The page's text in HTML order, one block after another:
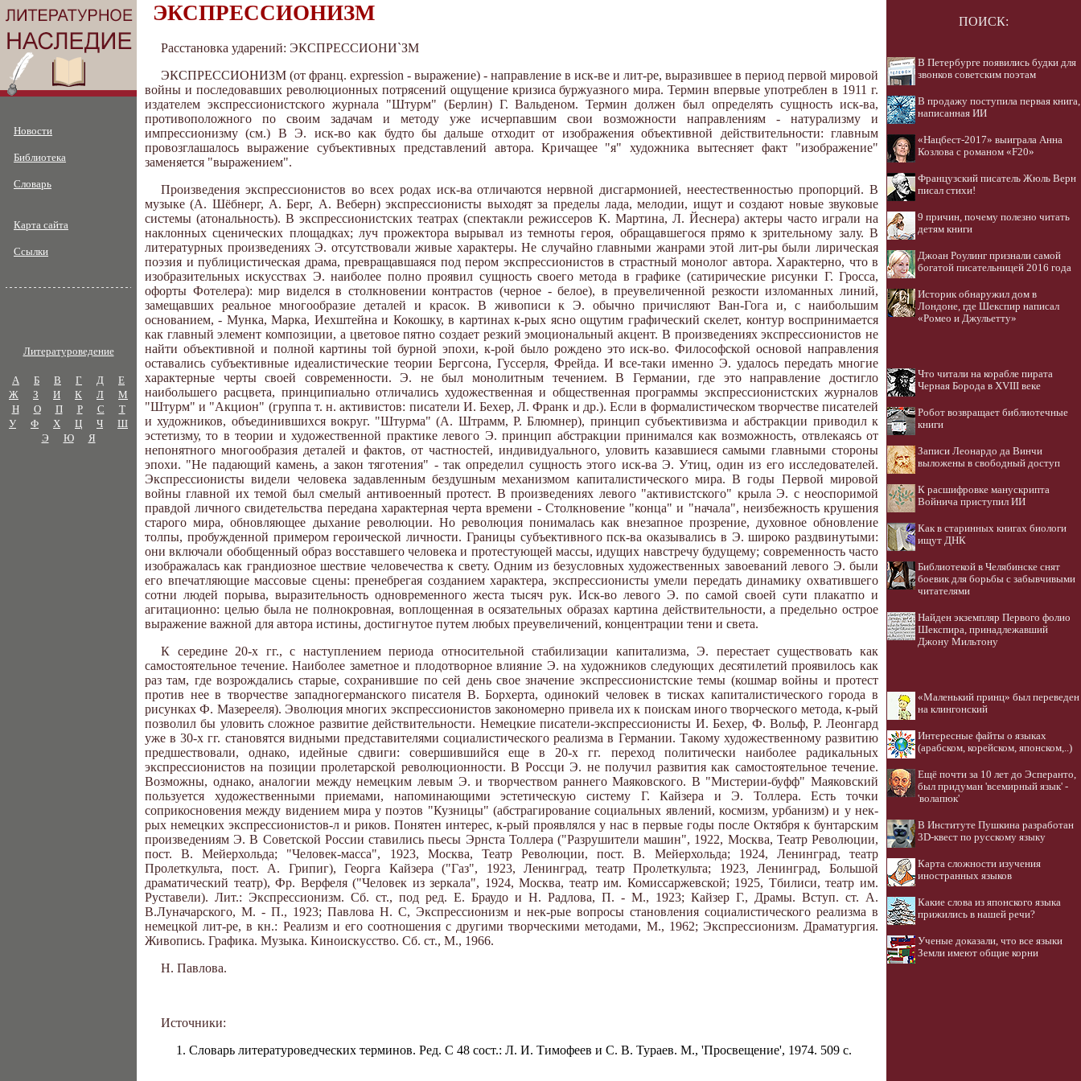
Новости
Библиотека
Словарь
Карта сайта
Ссылки
Литературоведение
А Б В Г Д
Е
Ж
З И К Л
М
Н
О П Р С
Т
У
Ф Х Ц Ч
Ш
Э
Ю Я
ЭКСПРЕССИОНИЗМ
Расстановка ударений: ЭКСПРЕССИОНИ`ЗМ
ЭКСПРЕССИОНИЗМ (от франц. expression - выражение) - направление в иск-ве и лит-ре, выразившее в период первой мировой
войны и последовавших революционных потрясений ощущение кризиса буржуазного мира. Термин впервые употреблен в 1911 г.
издателем экспрессионистского журнала "Штурм" (Берлин) Г. Вальденом. Термин должен был определять сущность иск-ва,
противоположного по своим задачам и методу уже исчерпавшим свои возможности направлениям - натурализму и
импрессионизму (см.) В Э. иск-во как будто бы дальше отходит от изображения объективной действительности: главным
провозглашалось выражение субъективных представлений автора. Кричащее "я" художника вытесняет факт "изображение"
заменяется "выражением".
Произведения экспрессионистов во всех родах иск-ва отличаются нервной дисгармонией, неестественностью пропорций. В
музыке (А. Шёбнерг, А. Берг, А. Веберн) экспрессионисты выходят за пределы лада, мелодии, ищут и создают новые звуковые
системы (атональность). В экспрессионистских театрах (спектакли режиссеров К. Мартина, Л. Йеснера) актеры часто играли на
наклонных сценических площадках; луч прожектора вырывал из темноты героя, обращавшегося прямо к зрительному залу. В
литературных произведениях Э. отсутствовали живые характеры. Не случайно главными жанрами этой лит-ры были лирическая
поэзия и публицистическая драма, превращавшаяся под пером экспрессионистов в страстный монолог автора. Характерно, что в
изобразительных искусствах Э. наиболее полно проявил сущность своего метода в графике (сатирические рисунки Г. Гросса,
офорты Фотелера): мир виделся в столкновении контрастов (черное - белое), в преувеличенной резкости изломанных линий,
замещавших реальное многообразие деталей и красок. В живописи к Э. обычно причисляют Ван-Гога и, с наибольшим
основанием, - Мунка, Марка, Иехштейна и Кокошку, в картинах к-рых ясно ощутим графический скелет, контур воспринимается
как главный элемент композиции, а цветовое пятно создает резкий эмоциональный акцент. В произведениях экспрессионистов не
найти объективной и полной картины той бурной эпохи, к-рой было рождено это иск-во. Философской основой направления
оставались субъективные идеалистические теории Бергсона, Гуссерля, Фрейда. И все-таки именно Э. удалось передать многие
характерные черты своей современности. Э. не был монолитным течением. В Германии, где это направление достигло
наибольшего расцвета, принципиально отличались художественная и общественная программы экспрессионистских журналов
"Штурм" и "Акцион" (группа т. н. активистов: писатели И. Бехер, Л. Франк и др.). Если в формалистическом творчестве писателей
и художников, объединившихся вокруг. "Штурма" (А. Штрамм, Р. Блюмнер), принцип субъективизма и абстракции приводил к
эстетизму, то в теории и художественной практике левого Э. принцип абстракции принимался как возможность, отвлекаясь от
непонятного многообразия деталей и фактов, от частностей, индивидуального, уловить казавшиеся самыми главными стороны
эпохи. "Не падающий камень, а закон тяготения" - так определил сущность этого иск-ва Э. Утиц, один из его исследователей.
Экспрессионисты видели человека задавленным бездушным механизмом капиталистического мира. В годы Первой мировой
войны главной их темой был смелый антивоенный протест. В произведениях левого "активистского" крыла Э. с неоспоримой
правдой личного свидетельства передана характерная черта времени - Столкновение "конца" и "начала", неизбежность крушения
старого мира, обновляющее дыхание революции. Но революция понималась как внезапное прозрение, духовное обновление
толпы, пробужденной примером героической личности. Границы субъективного пск-ва оказывались в Э. широко раздвинутыми:
они включали обобщенный образ восставшего человека и протестующей массы, идущих навстречу будущему; современность часто
изображалась как грандиозное шествие человечества к свету. Одним из безусловных художественных завоеваний левого Э. были
его впечатляющие массовые сцены: пренебрегая созданием характера, экспрессионисты умели передать динамику охватившего
сотни людей порыва, выразительность одновременного жеста тысяч рук. Иск-во левого Э. по самой своей сути плакатпо и
агитационно: целью была не полнокровная, воплощенная в осязательных образах картина действительности, а предельно острое
выражение важной для автора истины, достигнутое путем любых преувеличений, концентрации тени и света.
К середине 20-х гг., с наступлением периода относительной стабилизации капитализма, Э. перестает существовать как
самостоятельное течение. Наиболее заметное и плодотворное влияние Э. на художников следующих десятилетий проявилось как
раз там, где возрождались старые, сохранившие по сей день свое значение экспрессионистские темы (кошмар войны и протест
против нее в творчестве западногерманского писателя В. Борхерта, одинокий человек в тисках капиталистического города в
рисунках Ф. Мазерееля). Эволюция многих экспрессионистов закономерно привела их к поискам иного творческого метода, к-рый
позволил бы уловить сложное развитие действительности. Немецкие писатели-экспрессионисты И. Бехер, Ф. Вольф, Р. Леонгард
уже в 30-х гг. становятся видными представителями социалистического реализма в Германии. Такому художественному развитию
предшествовали, однако, идейные сдвиги: совершившийся еще в 20-х гг. переход политически наиболее радикальных
экспрессионистов на позиции пролетарской революционности. В Россци Э. не получил развития как самостоятельное течение.
Возможны, однако, аналогии между немецким левым Э. и творчеством раннего Маяковского. В "Мистерии-буфф" Маяковский
пользуется художественными приемами, напоминающими эстетическую систему Г. Кайзера и Э. Толлера. Есть точки
соприкосновения между видением мира у поэтов "Кузницы" (абстрагирование социальных явлений, космизм, урбанизм) и у нек-
рых немецких экспрессионистов-л и риков. Понятен интерес, к-рый проявлялся у нас в первые годы после Октября к бунтарским
произведениям Э. В Советской России ставились пьесы Эрнста Толлера ("Разрушители машин", 1922, Москва, Театр Революции,
пост. В. Мейерхольда; "Человек-масса", 1923, Москва, Театр Революции, пост. В. Мейерхольда; 1924, Ленинград, театр
Пролеткульта, пост. А. Грипиг), Георга Кайзера ("Газ", 1923, Ленинград, театр Пролеткульта; 1923, Ленинград, Большой
драматический театр), Фр. Верфеля ("Человек из зеркала", 1924, Москва, театр им. Комиссаржевской; 1925, Тбилиси, театр им.
Руставели). Лит.: Экспрессионизм. Сб. ст., под ред. Е. Браудо и Н. Радлова, П. - М., 1923; Кайзер Г., Драмы. Вступ. ст. А.
В.Луначарского, М. - П., 1923; Павлова Н. С, Экспрессионизм и нек-рые вопросы становления социалистического реализма в
немецкой лит-ре, в кн.: Реализм и его соотношения с другими творческими методами, М., 1962; Экспрессионизм. Драматургия.
Живопись. Графика. Музыка. Киноискусство. Сб. ст., М., 1966.
Н. Павлова.
Источники:
Словарь литературоведческих терминов. Ред. С 48 сост.: Л. И. Тимофеев и С. В. Тураев. М., 'Просвещение', 1974. 509 с.
ПОИСК:
В Петербурге появились будки для
звонков советским поэтам
В продажу поступила первая книга,
написанная ИИ
«Нацбест-2017» выиграла Анна
Козлова с романом «F20»
Французский писатель Жюль Верн
писал стихи!
9 причин, почему полезно читать
детям книги
Джоан Роулинг признали самой
богатой писательницей 2016 года
Историк обнаружил дом в
Лондоне, где Шекспир написал
«Ромео и Джульетту»
Что читали на корабле пирата
Черная Борода в XVIII веке
Робот возвращает библиотечные
книги
Записи Леонардо да Винчи
выложены в свободный доступ
К расшифровке манускрипта
Войнича приступил ИИ
Как в старинных книгах биологи
ищут ДНК
Библиотекой в Челябинске снят
боевик для борьбы с забывчивыми
читателями
Найден экземпляр Первого фолио
Шекспира, принадлежавший
Джону Мильтону
«Маленький принц» был переведен
на клингонский
Интересные файты о языках
(арабском, корейском, японском,..)
Ещё почти за 10 лет до Эсперанто,
был придуман 'всемирный язык' -
'волапюк'
В Институте Пушкина разработан
3D-квест по русскому языку
Карта сложности изучения
иностранных языков
Какие слова из японского языка
прижились в нашей речи?
Ученые доказали, что все языки
Земли имеют общие корни